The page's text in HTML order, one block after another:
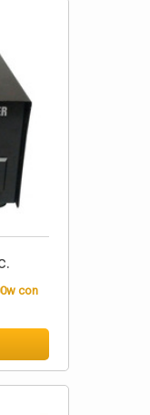
con